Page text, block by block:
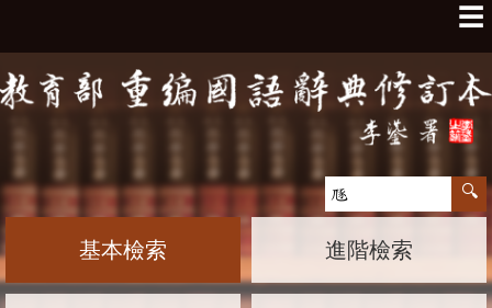
☰
基本檢索 進階檢索